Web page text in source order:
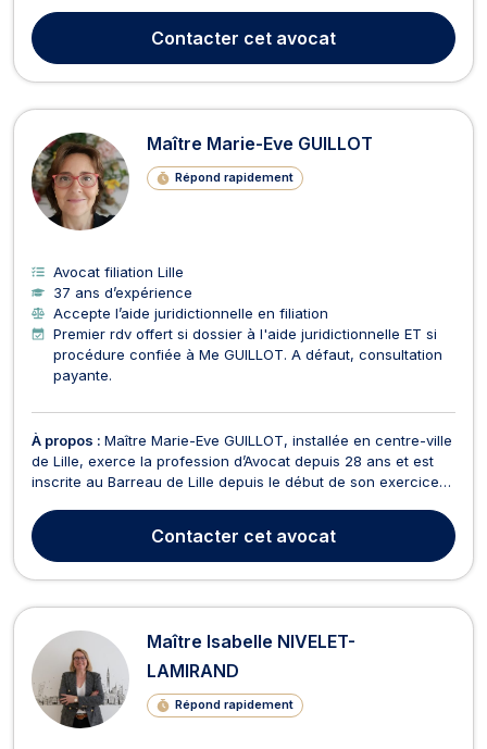
régimes matrimoniaux - Constitution et rupture de PACS -
Séparation des concubins - Liquidation d'ind...
Contacter cet avocat
Maître Marie-Eve GUILLOT
Répond rapidement
Avocat filiation Lille
37 ans d’expérience
Accepte l’aide juridictionnelle en filiation
Premier rdv offert si dossier à l'aide juridictionnelle ET si
procédure confiée à Me GUILLOT. A défaut, consultation
payante.
À propos : Maître Marie-Eve GUILLOT, installée en centre-ville
de Lille, exerce la profession d’Avocat depuis 28 ans et est
inscrite au Barreau de Lille depuis le début de son exercice
compétences indispensables en droit de la famille et droit
des personnes. Maître Marie-Eve GU...
Contacter cet avocat
Maître Isabelle NIVELET-
LAMIRAND
Répond rapidement